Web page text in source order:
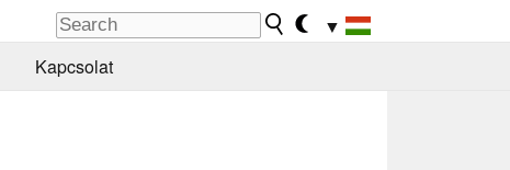
▼
Kapcsolat